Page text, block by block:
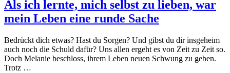
Als ich lernte, mich selbst zu lieben, war
mein Leben eine runde Sache
Bedrückt dich etwas? Hast du Sorgen? Und gibst du dir insgeheim
auch noch die Schuld dafür? Uns allen ergeht es von Zeit zu Zeit so.
Doch Melanie beschloss, ihrem Leben neuen Schwung zu geben.
Trotz …